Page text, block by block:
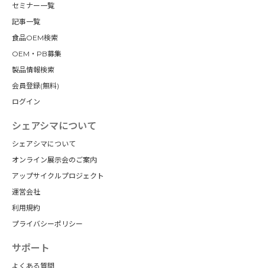
セミナー一覧
記事一覧
食品OEM検索
OEM・PB募集
製品情報検索
会員登録(無料)
ログイン
シェアシマについて
シェアシマについて
オンライン展示会のご案内
アップサイクルプロジェクト
運営会社
利用規約
プライバシーポリシー
サポート
よくある質問